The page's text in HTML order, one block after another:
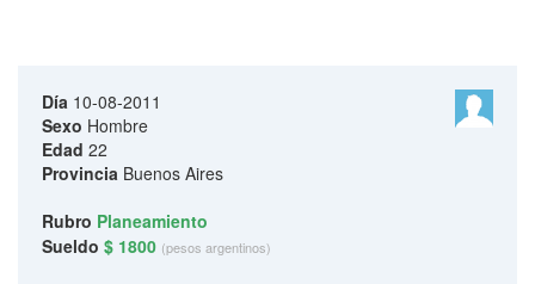
Día 10-08-2011
Sexo Hombre
Edad 22
Provincia Buenos Aires
Rubro Planeamiento
Sueldo $ 1800 (pesos argentinos)